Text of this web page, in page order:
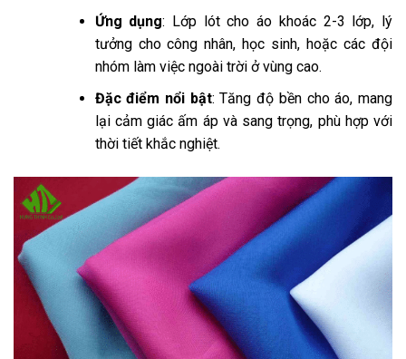
Ứng dụng: Lớp lót cho áo khoác 2-3 lớp, lý
tưởng cho công nhân, học sinh, hoặc các đội
nhóm làm việc ngoài trời ở vùng cao.
Đặc điểm nổi bật: Tăng độ bền cho áo, mang
lại cảm giác ấm áp và sang trọng, phù hợp với
thời tiết khắc nghiệt.